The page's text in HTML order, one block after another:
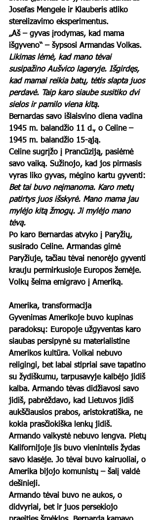
Josefas Mengele ir Klauberis atliko
sterelizavimo eksperimentus.
„Aš – gyvas įrodymas, kad mama
išgyveno“ – šypsosi Armandas Volkas.
Likimas lėmė, kad mano tėvai
susipažino Aušvico lageryje. Išgirdęs,
kad mamai reikia batų, tėtis slapta juos
perdavė. Taip karo siaube susitiko dvi
sielos ir pamilo viena kitą.
Bernardas savo išlaisvino diena vadina
1945 m. balandžio 11 d., o Celine –
1945 m. balandžio 15-ąją.
Celine sugrįžo į Prancūziją, pasiėmė
savo vaiką. Sužinojo, kad jos pirmasis
vyras liko gyvas, mėgino kartu gyventi:
Bet tai buvo neįmanoma. Karo metų
patirtys juos išskyrė. Mano mama jau
mylėjo kitą žmogų. Ji mylėjo mano
tėvą.
Po karo Bernardas atvyko į Paryžių,
susirado Celine. Armandas gimė
Paryžiuje, tačiau tėvai nenorėjo gyventi
krauju permirkusioje Europos žemėje.
Volkų šeima emigravo į Ameriką.
Amerika, transformacija
Gyvenimas Amerikoje buvo kupinas
paradoksų: Europoje užgyventas karo
siaubas persipynė su materialistine
Amerikos kultūra. Volkai nebuvo
religingi, bet labai stipriai save tapatino
su žydiškumu, tarpusavyje kalbėjo jidiš
kalba. Armando tėvas didžiavosi savo
jidiš, pabrėždavo, kad Lietuvos jidiš
aukščiausios prabos, aristokratiška, ne
kokia prasčiokiška lenkų jidiš.
Armando vaikystė nebuvo lengva. Pietų
Kalifornijoje jis buvo vienintelis žydas
savo klasėje. Jo tėvai buvo kairuoliai, o
Amerika bijojo komunistų – šalį valdė
dešinieji.
Armando tėvai buvo ne aukos, o
didvyriai, bet ir juos persekiojo